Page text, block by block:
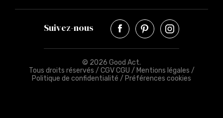
Suivez-nous
© 2026 Good Act.
Tous droits réservés / CGV CGU / Mentions légales /
Politique de confidentialité / Préférences cookies